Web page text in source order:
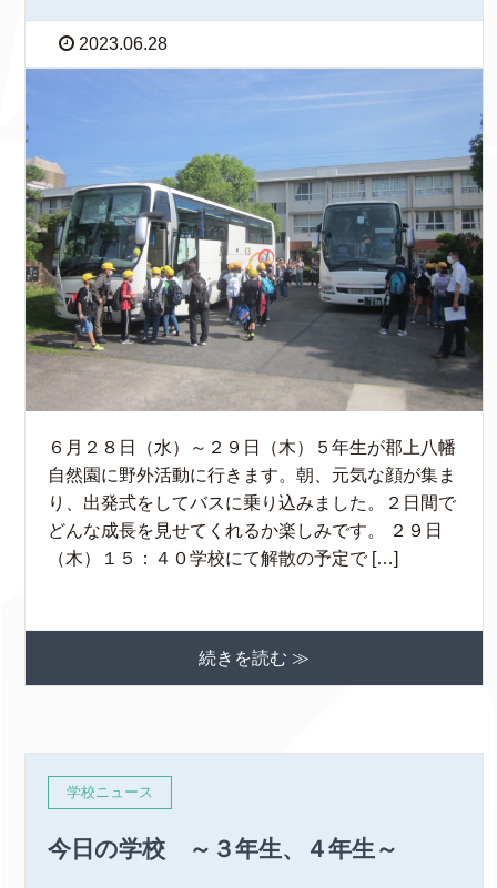
2023.06.28
６月２８日（水）～２９日（木）５年生が郡上八幡
自然園に野外活動に行きます。朝、元気な顔が集ま
り、出発式をしてバスに乗り込みました。２日間で
どんな成長を見せてくれるか楽しみです。 ２９日
（木）１５：４０学校にて解散の予定で […]
続きを読む ≫
学校ニュース
今日の学校 ～３年生、４年生～